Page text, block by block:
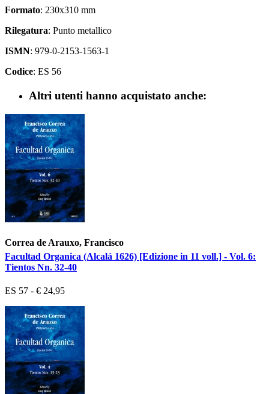
Formato: 230x310 mm
Rilegatura: Punto metallico
ISMN: 979-0-2153-1563-1
Codice: ES 56
Altri utenti hanno acquistato anche:
Correa de Arauxo, Francisco
Facultad Organica (Alcalá 1626) [Edizione in 11 voll.] - Vol. 6:
Tientos Nn. 32-40
ES 57 - € 24,95